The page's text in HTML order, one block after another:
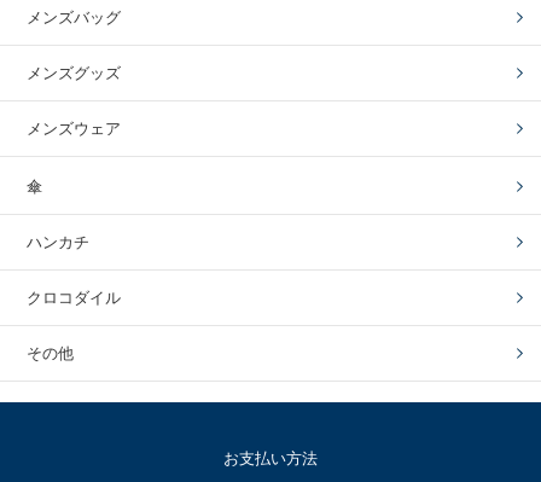
メンズバッグ
メンズグッズ
メンズウェア
傘
ハンカチ
クロコダイル
その他
お支払い方法